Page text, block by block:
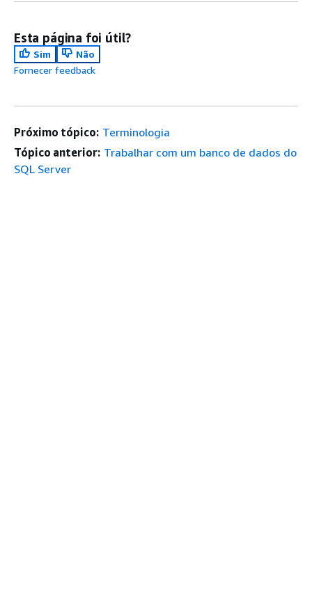
Esta página foi útil?
Sim
Não
Fornecer feedback
Próximo tópico: Terminologia
Tópico anterior: Trabalhar com um banco de dados do
SQL Server